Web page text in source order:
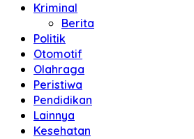
Kriminal
Berita
Politik
Otomotif
Olahraga
Peristiwa
Pendidikan
Lainnya
Kesehatan